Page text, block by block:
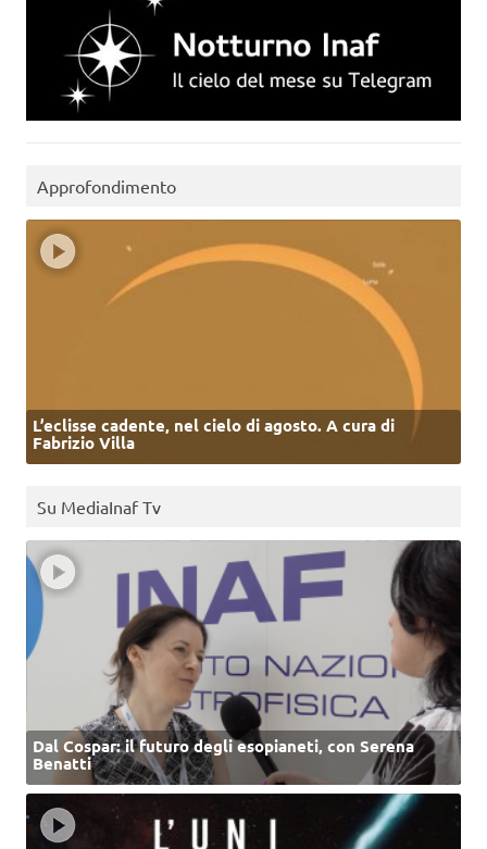
Approfondimento
L’eclisse cadente, nel cielo di agosto. A cura di
Fabrizio Villa
Su MediaInaf Tv
Dal Cospar: il futuro degli esopianeti, con Serena
Benatti